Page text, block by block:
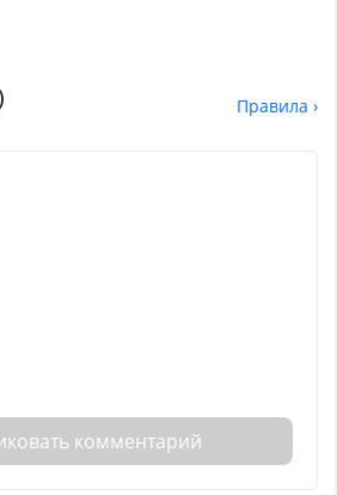
Правила ›
комментарий